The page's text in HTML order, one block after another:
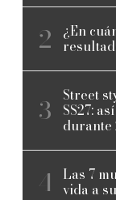
¿En
Street
SS27:
durante
Las 7
vida a